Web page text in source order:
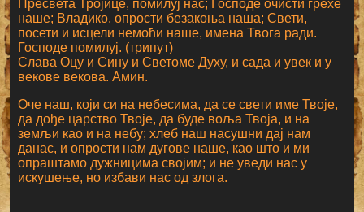
Пресвета Тројице, помилуј нас; Господе очисти грехе
наше; Владико, опрости безакоња наша; Свети,
посети и исцели немоћи наше, имена Твога ради.
Господе помилуј. (трипут)
Слава Оцу и Сину и Светоме Духу, и сада и увек и у
векове векова. Амин.
Оче наш, који си на небесима, да се свети име Твоје,
да дође царство Твоје, да буде воља Твоја, и на
земљи као и на небу; хлеб наш насушни дај нам
данас, и опрости нам дугове наше, као што и ми
опраштамо дужницима својим; и не уведи нас у
искушење, но избави нас од злога.